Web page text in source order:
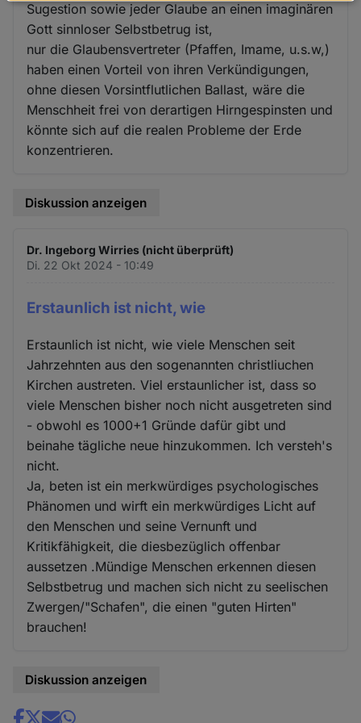
Sugestion sowie jeder Glaube an einen imaginären
Gott sinnloser Selbstbetrug ist,
nur die Glaubensvertreter (Pfaffen, Imame, u.s.w,)
haben einen Vorteil von ihren Verkündigungen,
ohne diesen Vorsintflutlichen Ballast, wäre die
Menschheit frei von derartigen Hirngespinsten und
könnte sich auf die realen Probleme der Erde
konzentrieren.
Diskussion anzeigen
Dr. Ingeborg Wirries (nicht überprüft)
Di. 22 Okt 2024 - 10:49
Erstaunlich ist nicht, wie
Erstaunlich ist nicht, wie viele Menschen seit
Jahrzehnten aus den sogenannten christliuchen
Kirchen austreten. Viel erstaunlicher ist, dass so
viele Menschen bisher noch nicht ausgetreten sind
- obwohl es 1000+1 Gründe dafür gibt und
beinahe tägliche neue hinzukommen. Ich versteh's
nicht.
Ja, beten ist ein merkwürdiges psychologisches
Phänomen und wirft ein merkwürdiges Licht auf
den Menschen und seine Vernunft und
Kritikfähigkeit, die diesbezüglich offenbar
aussetzen .Mündige Menschen erkennen diesen
Selbstbetrug und machen sich nicht zu seelischen
Zwergen/"Schafen", die einen "guten Hirten"
brauchen!
Diskussion anzeigen
und
Cookies